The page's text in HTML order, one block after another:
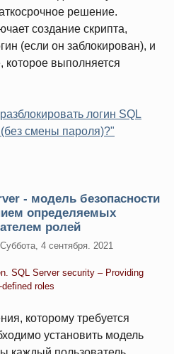
решение.
создание скрипта,
(если он заблокирован), и
которое выполняется
логин SQL
смены пароля)?"
- модель безопасности
определяемых
ролей
Суббота, 4 сентября. 2021
SQL Server security – Providing
roles
которому требуется
установить модель